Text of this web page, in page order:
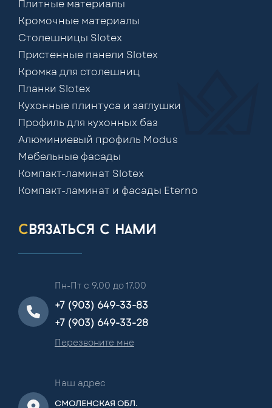
Плитные материалы
Кромочные материалы
Столешницы Slotex
Пристенные панели Slotex
Кромка для столешниц
Планки Slotex
Кухонные плинтуса и заглушки
Профиль для кухонных баз
Алюминиевый профиль Modus
Мебельные фасады
Компакт-ламинат Slotex
Компакт-ламинат и фасады Eterno
связаться с нами
Пн-Пт с 9.00 до 17.00
+7 (903) 649-33-83
+7 (903) 649-33-28
Перезвоните мне
Наш адрес
СМОЛЕНСКАЯ ОБЛ.